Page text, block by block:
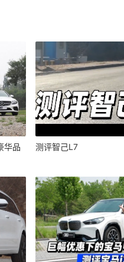
华品
测评智己L7